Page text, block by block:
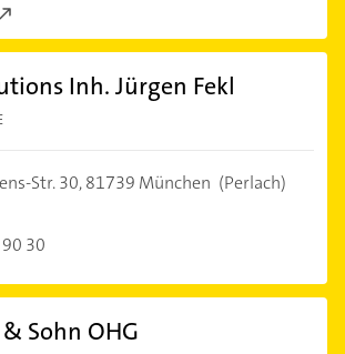
Inh. Jürgen Fekl
Str. 30,81739 München (Perlach)
30
Sohn OHG